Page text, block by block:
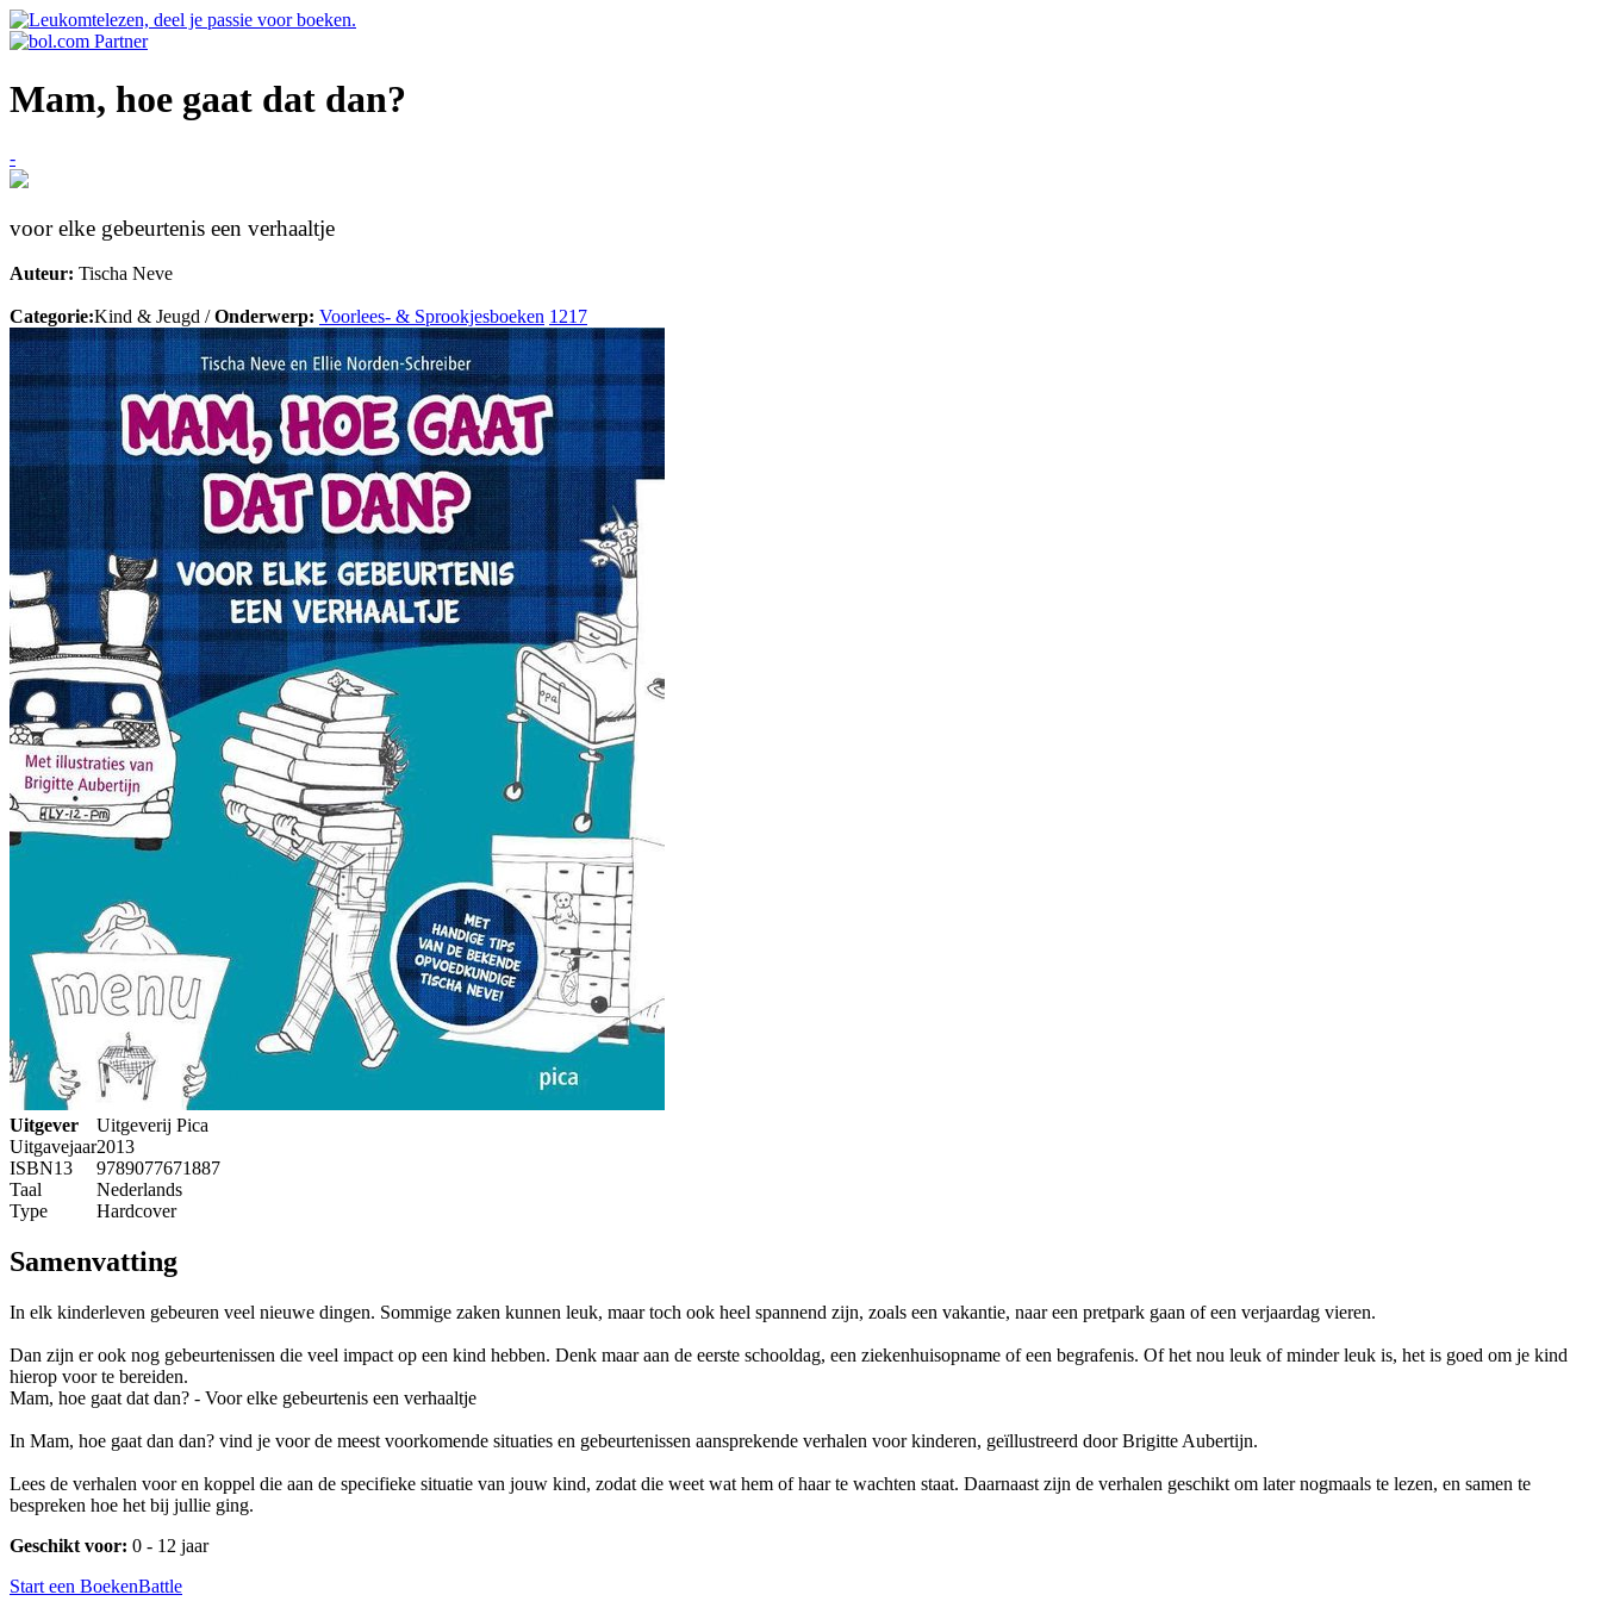
Mam, hoe gaat dat dan?
-
voor elke gebeurtenis een verhaaltje
Auteur: Tischa Neve
Categorie:Kind & Jeugd /Onderwerp: Voorlees- & Sprookjesboeken 1217
Uitgever
Uitgeverij Pica
Uitgavejaar2013
ISBN13
9789077671887
Taal
Nederlands
Type
Hardcover
Samenvatting
In elk kinderleven gebeuren veel nieuwe dingen. Sommige zaken kunnen leuk, maar toch ook heel spannend zijn, zoals een vakantie, naar een pretpark gaan of een verjaardag vieren.
Dan zijn er ook nog gebeurtenissen die veel impact op een kind hebben. Denk maar aan de eerste schooldag, een ziekenhuisopname of een begrafenis. Of het nou leuk of minder leuk is, het is goed om je kind
hierop voor te bereiden.
Mam, hoe gaat dat dan? - Voor elke gebeurtenis een verhaaltje
In Mam, hoe gaat dan dan? vind je voor de meest voorkomende situaties en gebeurtenissen aansprekende verhalen voor kinderen, geïllustreerd door Brigitte Aubertijn.
Lees de verhalen voor en koppel die aan de specifieke situatie van jouw kind, zodat die weet wat hem of haar te wachten staat. Daarnaast zijn de verhalen geschikt om later nogmaals te lezen, en samen te
bespreken hoe het bij jullie ging.
Geschikt voor: 0 - 12 jaar
Start een BoekenBattle